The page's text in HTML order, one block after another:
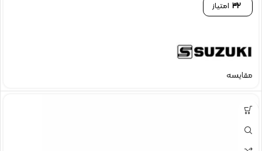
32 امتیاز
مقایسه